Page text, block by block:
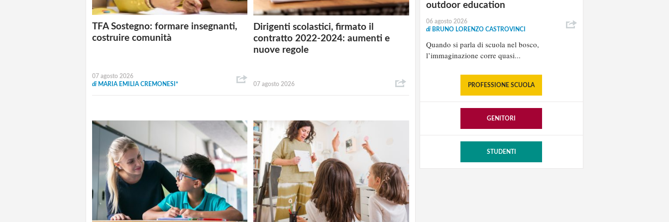
TFA Sostegno: formare insegnanti,
costruire comunità
07 agosto 2026
di MARIA EMILIA CREMONESI*
Dirigenti scolastici, firmato il
contratto 2022-2024: aumenti e
nuove regole
07 agosto 2026
outdoor education
06 agosto 2026
di BRUNO LORENZO CASTROVINCI
Quando si parla di scuola nel bosco,
l’immaginazione corre quasi...
PROFESSIONE SCUOLA
GENITORI
STUDENTI